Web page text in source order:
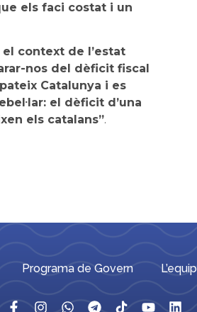
els faci costat i un
context de l’estat
nos del dèficit fiscal
Catalunya i es
el dèficit d’una
els catalans”.
Programa de Govern L’equip